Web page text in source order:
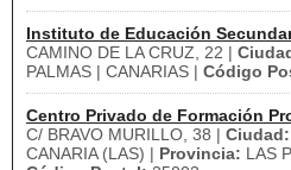
Instituto de Educación
CAMINO DE LA CRUZ, 22 |
PALMAS | CANARIAS | Código
Centro Privado de Formación
C/ BRAVO MURILLO, 38 | Ciudad:
CANARIA (LAS) | Provincia: LAS